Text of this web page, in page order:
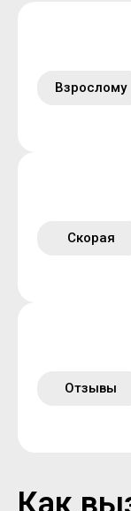
Взрослому
Скорая
Отзывы